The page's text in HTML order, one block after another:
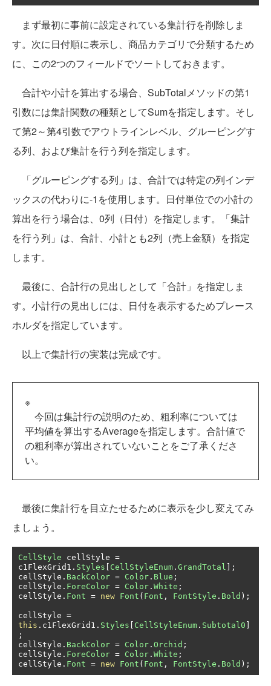
まず最初に事前に設定されている集計行を削除しま
す。次に日付順に表示し、商品カテゴリで分類するため
に、この2つのフィールドでソートしておきます。
合計や小計を算出する場合、SubTotalメソッドの第1
引数には集計関数の種類としてSumを指定します。そし
て第2～第4引数でアウトラインレベル、グルーピングす
る列、および集計を行う列を指定します。
「グルーピングする列」は、合計では特定の列インデ
ックスの代わりに-1を使用します。日付単位での小計の
算出を行う場合は、0列（日付）を指定します。「集計
を行う列」は、合計、小計とも2列（売上金額）を指定
します。
最後に、合計行の見出しとして「合計」を指定しま
す。小計行の見出しには、日付を表示するためプレース
ホルダを指定しています。
以上で集計行の実装は完成です。
※
今回は集計行の説明のため、粗利率については
平均値を算出するAverageを指定します。合計値で
の粗利率が算出されていないことをご了承くださ
い。
最後に集計行を目立たせるために表示を少し変えてみ
ましょう。
CellStyle cellStyle =
c1FlexGrid1 . Styles [ CellStyleEnum . GrandTotal ];
cellStyle . BackColor = Color . Blue ;
cellStyle . ForeColor = Color . White ;
cellStyle . Font = new Font ( Font , FontStyle . Bold );
cellStyle =
this . c1FlexGrid1 . Styles [ CellStyleEnum . Subtotal0 ]
;
cellStyle . BackColor = Color . Orchid ;
cellStyle . ForeColor = Color . White ;
cellStyle . Font = new Font ( Font , FontStyle . Bold );